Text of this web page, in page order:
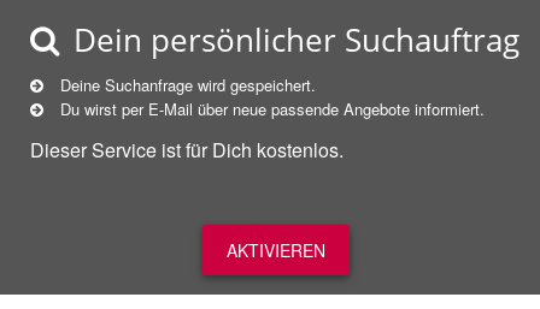
Dein persönlicher Suchauftrag
Deine Suchanfrage wird gespeichert.
Du wirst per E-Mail über neue passende Angebote informiert.
Dieser Service ist für Dich kostenlos.
AKTIVIEREN